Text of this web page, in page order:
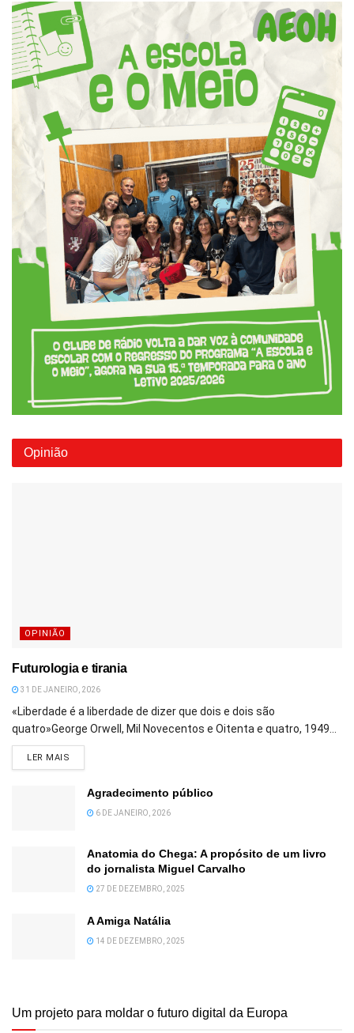
Opinião
OPINIÃO
Futurologia e tirania
31 DE JANEIRO, 2026
«Liberdade é a liberdade de dizer que dois e dois são
quatro»George Orwell, Mil Novecentos e Oitenta e quatro, 1949...
LER MAIS
Agradecimento público
6 DE JANEIRO, 2026
Anatomia do Chega: A propósito de um livro
do jornalista Miguel Carvalho
27 DE DEZEMBRO, 2025
A Amiga Natália
14 DE DEZEMBRO, 2025
Um projeto para moldar o futuro digital da Europa